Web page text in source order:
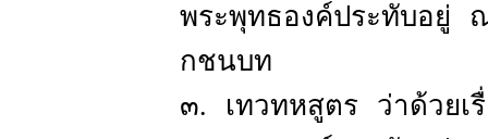
พระพุทธองค์ประทับอยู่
กชนบท
๓. เทวทหสูตร ว่าด้วยเ